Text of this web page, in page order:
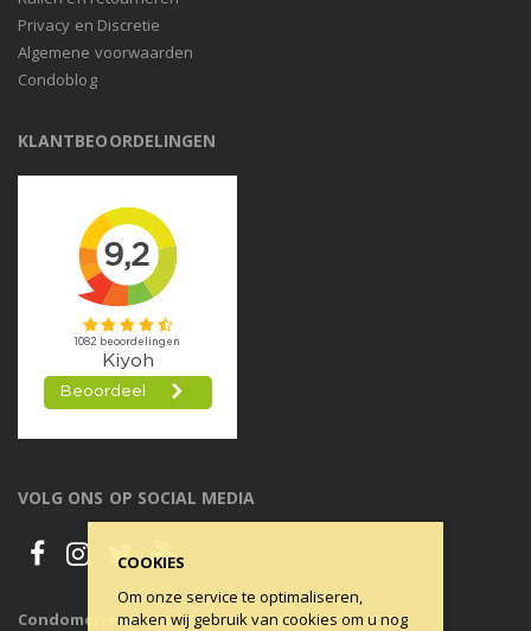
Privacy en Discretie
Algemene voorwaarden
Condoblog
KLANTBEOORDELINGEN
VOLG ONS OP SOCIAL MEDIA
Condomerie is 100% CO2-neutraal, al sinds 2011
COOKIES
Om onze service te optimaliseren,
maken wij gebruik van cookies om u nog